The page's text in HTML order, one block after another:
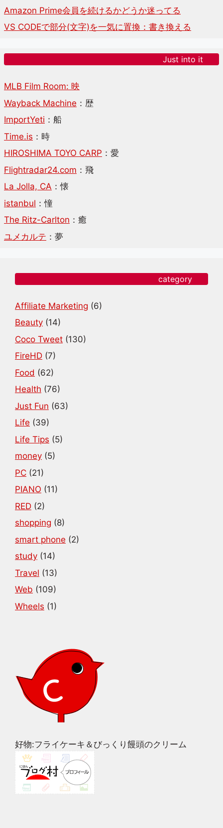
Amazon Prime会員を続けるかどうか迷ってる
VS CODEで部分(文字)を一気に置換：書き換える
Just into it
MLB Film Room: 映
Wayback Machine ：歴
ImportYeti ：船
Time.is ：時
HIROSHIMA TOYO CARP ：愛
Flightradar24.com ：飛
La Jolla, CA ：懐
istanbul ：憧
The Ritz-Carlton ：癒
ユメカルテ ：夢
category
Affiliate Marketing (6)
Beauty (14)
Coco Tweet (130)
FireHD (7)
Food (62)
Health (76)
Just Fun (63)
Life (39)
Life Tips (5)
money (5)
PC (21)
PIANO (11)
RED (2)
shopping (8)
smart phone (2)
study (14)
Travel (13)
Web (109)
Wheels (1)
好物:フライケーキ＆びっくり饅頭のクリーム